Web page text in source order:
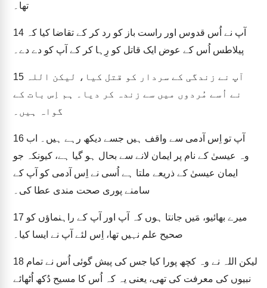
تھا۔
14
پیلاطس اُس کے عوض ایک قاتل کو رِہا کر کے آپ کو دے دے۔
15
نے اُسے مُردوں میں سے زندہ کر دیا۔ ہم اِس بات کے
گواہ ہیں۔
16
وہ عیسیٰ کے نام پر ایمان لانے سے بحال ہو گیا ہے، کیونکہ جو
ایمان عیسیٰ کے ذریعے ملتا ہے اُسی نے اِس آدمی کو آپ کے
سامنے پوری صحت مندی عطا کی۔
17
صحیح علم نہیں تھا، اِس لئے آپ نے ایسا کیا۔
18
نبیوں کی معرفت کی تھی، یعنی یہ کہ اُس کا مسیح دُکھ اُٹھائے